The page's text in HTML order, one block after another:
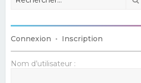
Connexion • Inscription
Nom d’utilisateur :